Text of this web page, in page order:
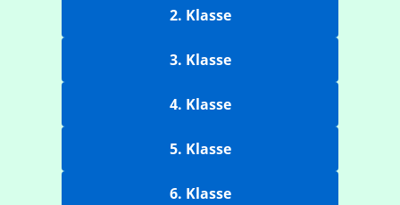
2. Klasse
3. Klasse
4. Klasse
5. Klasse
6. Klasse